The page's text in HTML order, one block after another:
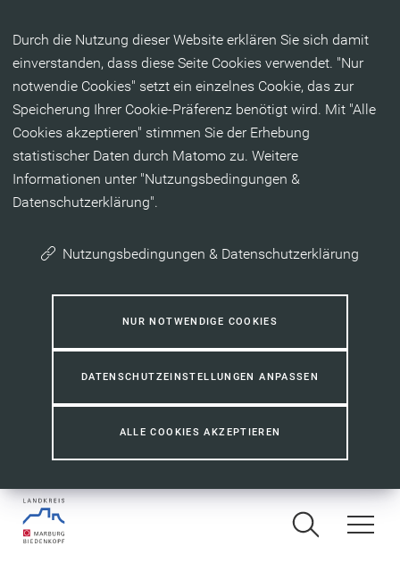
Durch die Nutzung dieser Website erklären Sie sich damit
einverstanden, dass diese Seite Cookies verwendet. "Nur
notwendie Cookies" setzt ein einzelnes Cookie, das zur
Speicherung Ihrer Cookie-Präferenz benötigt wird. Mit "Alle
Cookies akzeptieren" stimmen Sie der Erhebung
statistischer Daten durch Matomo zu. Weitere
Informationen unter "Nutzungsbedingungen &
Datenschutzerklärung".
Nutzungsbedingungen & Datenschutzerklärung
NUR NOTWENDIGE COOKIES
DATENSCHUTZEINSTELLUNGEN ANPASSEN
ALLE COOKIES AKZEPTIEREN